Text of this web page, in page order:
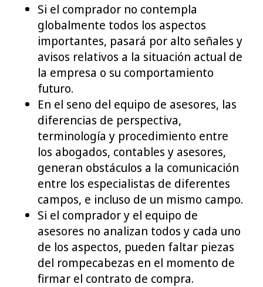
Si el comprador no contempla
globalmente todos los aspectos
importantes, pasará por alto señales y
avisos relativos a la situación actual de
la empresa o su comportamiento
futuro.
En el seno del equipo de asesores, las
diferencias de perspectiva,
terminología y procedimiento entre
los abogados, contables y asesores,
generan obstáculos a la comunicación
entre los especialistas de diferentes
campos, e incluso de un mismo campo.
Si el comprador y el equipo de
asesores no analizan todos y cada uno
de los aspectos, pueden faltar piezas
del rompecabezas en el momento de
firmar el contrato de compra.